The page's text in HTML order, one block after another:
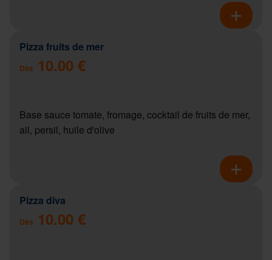
Pizza fruits de mer
Dès 10.00 €
Base sauce tomate, fromage, cocktail de fruits de mer,
ail, persil, huile d'olive
Pizza diva
Dès 10.00 €